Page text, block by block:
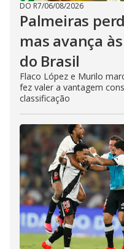
DO R7/06/08/2026
Palmeiras
mas avança
do Brasil
Flaco López e Murilo
fez valer a vantagem
classificação